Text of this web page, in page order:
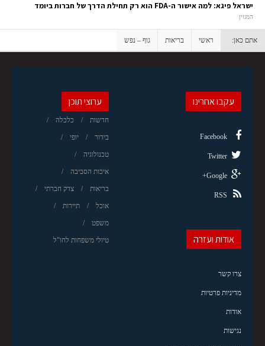
ישראל פיגא: למה אישור ה-FDA הוא רק תחילת הדרך של חברות ביומד
המגזין
אתם כאן: ראשי בריאות גוף – נפש
ערוצי תוכן
חדשות כלכלה
בידור יופי
טכנולוגיה
איכות הסביבה
בריאות צדק חברתי
אוכל תיירות
משפט
טיולי משפחות לחו"ל
עקבו אחרינו
Facebook
Twitter
Google+
RSS
אודות ועזרה
צרו קשר
מדיניות פרטיות
אודות
נגישות